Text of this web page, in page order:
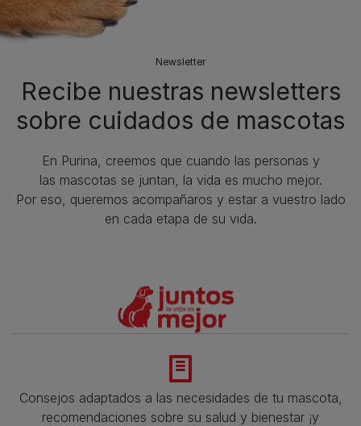
Newsletter
Recibe nuestras newsletters
sobre cuidados de mascotas​
En Purina, creemos que cuando las personas y
las mascotas se juntan, la vida es mucho mejor.
Por eso, queremos acompañaros y estar a vuestro lado
en cada etapa de su vida.​
Consejos adaptados a las necesidades de tu mascota,
recomendaciones sobre su salud y bienestar ¡y